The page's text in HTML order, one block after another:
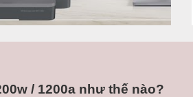
/ 1200a như thế nào?